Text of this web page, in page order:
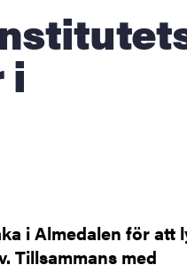
i
i Almedalen för att
Tillsammans med